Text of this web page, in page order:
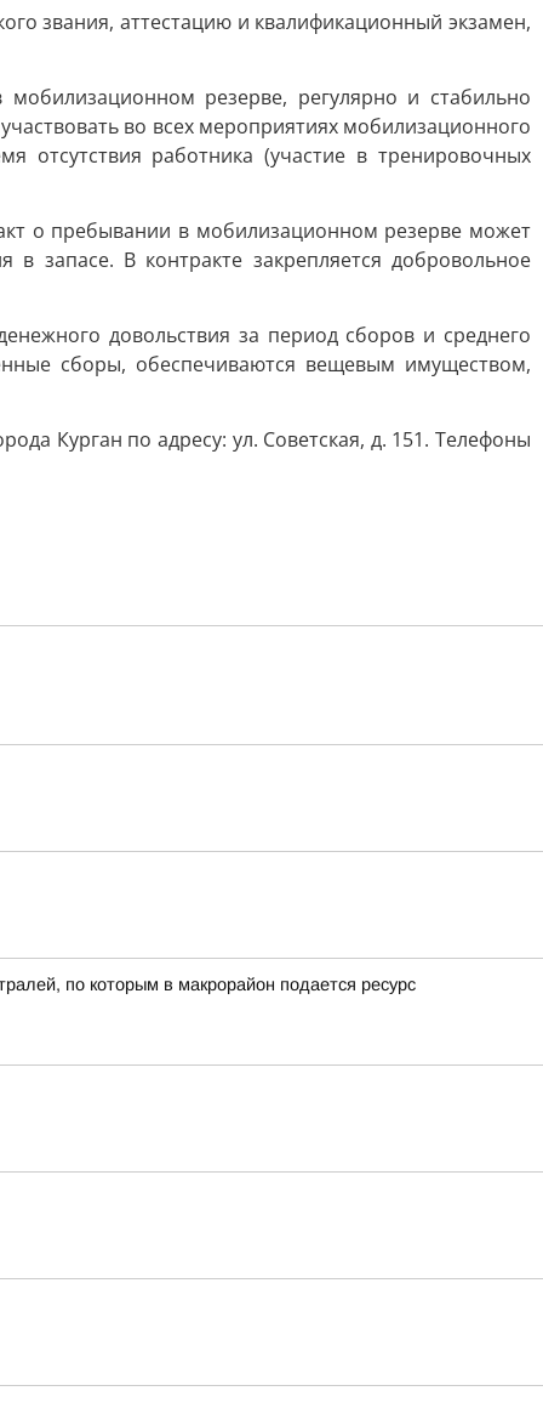
звания, аттестацию и квалификационный экзамен,
резерве, регулярно и стабильно
во всех мероприятиях мобилизационного
отсутствия работника (участие в тренировочных
о пребывании в мобилизационном резерве может
запасе. В контракте закрепляется добровольное
довольствия за период сборов и среднего
сборы, обеспечиваются вещевым имуществом,
Курган по адресу: ул. Советская, д. 151. Телефоны
по которым в макрорайон подается ресурс